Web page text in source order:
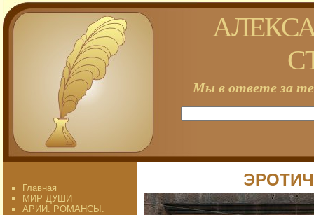
Мы в ответе за
Главная
МИР ДУШИ
АРИИ. РОМАНСЫ.